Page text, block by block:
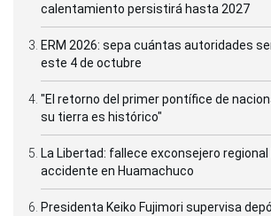
calentamiento persistirá hasta 2027
ERM 2026: sepa cuántas autoridades
este 4 de octubre
"El retorno del primer pontífice de
su tierra es histórico"
La Libertad: fallece exconsejero
accidente en Huamachuco
Presidenta Keiko Fujimori supervisa